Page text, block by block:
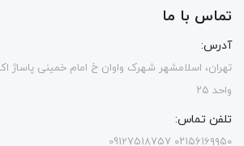
تماس با ما
آدرس:
تهران، اسلامشهر شهرک واوان خ امام خمینی پاساژ
واحد ۲۵
تلفن تماس:
۰۲۱۵۶۱۶۹۹۵۰ 09127518757